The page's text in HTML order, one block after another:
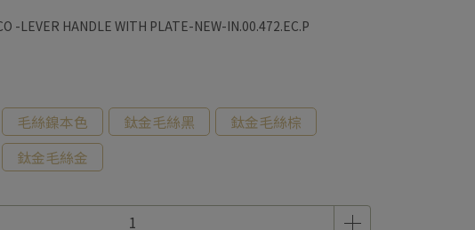
-LEVER HANDLE WITH PLATE-NEW-IN.00.472.EC.P
毛絲鎳本色 鈦金毛絲黑
鈦金毛絲棕
鈦金毛絲金